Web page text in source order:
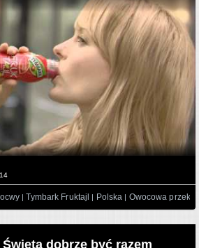
|Tymbark Fruktajl | Polska | Owocowa
dobrze być razem